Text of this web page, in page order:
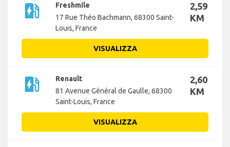
ev_station
Freshmile
17 Rue Théo Bachmann, 68300 Saint-
Louis, France
2,59
KM
VISUALIZZA
ev_station
Renault
81 Avenue Général de Gaulle, 68300
Saint-Louis, France
2,60
KM
VISUALIZZA